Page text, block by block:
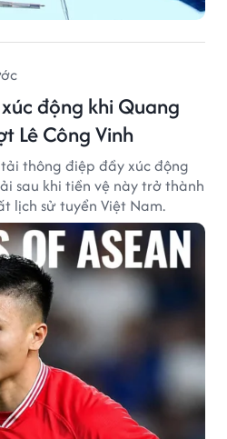
động khi Quang
Lê Công Vinh
thông điệp đầy xúc động
sau khi tiền vệ này trở thành
lịch sử tuyển Việt Nam.